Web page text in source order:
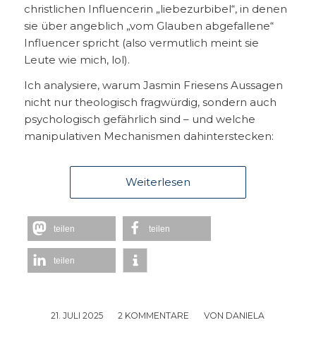
christlichen Influencerin „liebezurbibel“, in denen
sie über angeblich „vom Glauben abgefallene“
Influencer spricht (also vermutlich meint sie
Leute wie mich, lol).
Ich analysiere, warum Jasmin Friesens Aussagen
nicht nur theologisch fragwürdig, sondern auch
psychologisch gefährlich sind – und welche
manipulativen Mechanismen dahinterstecken:
Weiterlesen
teilen teilen
teilen
21. JULI 2025
/ 2 KOMMENTARE
/ VON DANIELA